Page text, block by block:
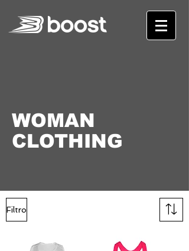
WOMAN
CLOTHING
Filtro